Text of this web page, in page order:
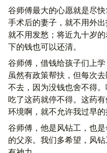
谷师傅最大的心愿就是尽
手术后的妻子，就不用外
就不用发愁；将近九十岁
下的钱也可以还清。
谷师傅，借钱给孩子们上学
虽然有政策帮扶，但每次
不去，因为没钱也舍不得
吃了这药就停不得。这药
环境啊，就不允许我过早的
谷师傅，他是风钻工，也
的父亲。我们多希望，风